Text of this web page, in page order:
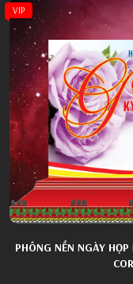
VIP
PHÔNG NỀN NGÀY